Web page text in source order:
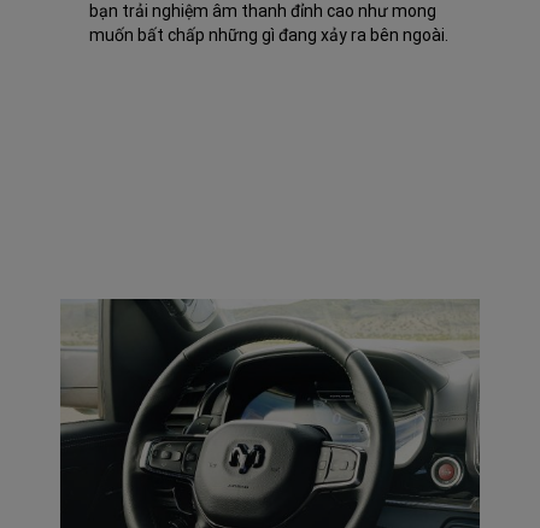
bạn trải nghiệm âm thanh đỉnh cao như mong
muốn bất chấp những gì đang xảy ra bên ngoài.